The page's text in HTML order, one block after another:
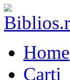
Home
Carti